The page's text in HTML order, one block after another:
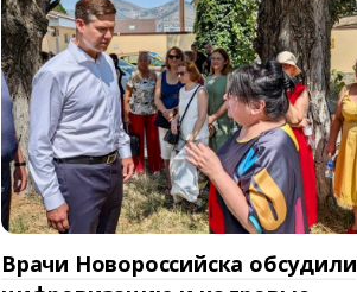
Врачи Новороссийска обсудили